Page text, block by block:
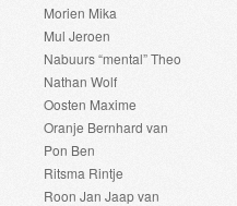
Morien Mika
Mul Jeroen
Nabuurs “mental” Theo
Nathan Wolf
Oosten Maxime
Oranje Bernhard van
Pon Ben
Ritsma Rintje
Roon Jan Jaap van